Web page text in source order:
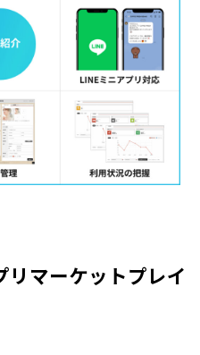
マーケットプレイ